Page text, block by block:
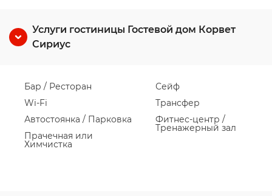
Услуги гостиницы Гостевой дом Корвет
Сириус
Бар / Ресторан
Wi-Fi
Автостоянка / Парковка
Прачечная или
Химчистка
Сейф
Трансфер
Фитнес-центр /
Тренажерный зал